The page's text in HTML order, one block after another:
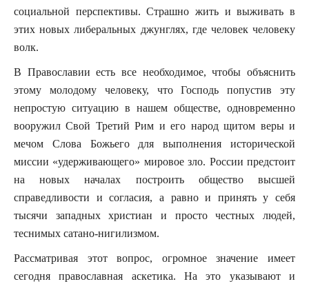
социальной перспективы. Страшно жить и выживать в
этих новых либеральных джунглях, где человек человеку
волк.
В Православии есть все необходимое, чтобы объяснить
этому молодому человеку, что Господь попустив эту
непростую ситуацию в нашем обществе, одновременно
вооружил Свой Третий Рим и его народ щитом веры и
мечом Слова Божьего для выполнения исторической
миссии «удерживающего» мировое зло. России предстоит
на новых началах построить общество высшей
справедливости и согласия, а равно и принять у себя
тысячи западных христиан и просто честных людей,
теснимых сатано-нигилизмом.
Рассматривая этот вопрос, огромное значение имеет
сегодня православная аскетика. На это указывают и